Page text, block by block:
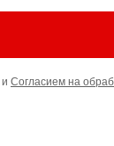
и Согласием на